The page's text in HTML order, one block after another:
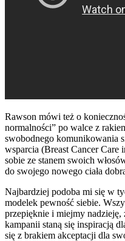
Rawson mówi też o
normalności” po walce z
swobodnego komunikowania
wsparcia (Breast Cancer Care
sobie ze stanem swoich
do swojego nowego ciała
Najbardziej podoba mi się w
modelek pewność siebie.
przepięknie i miejmy
kampanii staną się inspiracją
się z brakiem akceptacji dla